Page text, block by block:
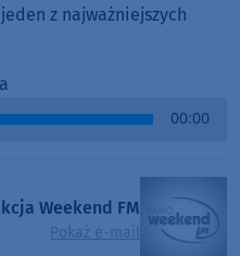
z najważniejszych
00:00
Weekend FM
Pokaż e-mail